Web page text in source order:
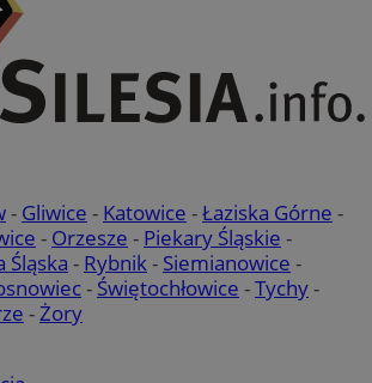
- Gliwice - Katowice -Łaziska Górne -
- Orzesze - Piekary Śląskie -
Śląska - Rybnik- Siemianowice -
- Świętochłowice -Tychy-
-Żory